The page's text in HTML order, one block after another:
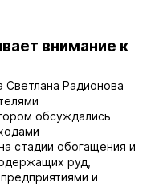
внимание к
Светлана Радионова
обсуждались
стадии обогащения и
руд,
и